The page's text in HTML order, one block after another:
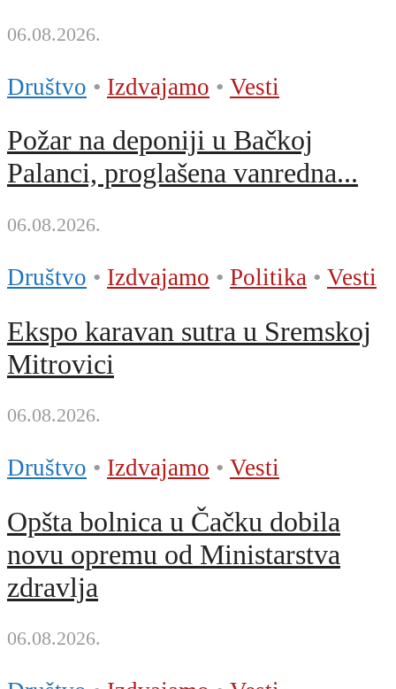
06.08.2026.
Društvo • Izdvajamo • Vesti
Požar na deponiji u Bačkoj
Palanci, proglašena vanredna...
06.08.2026.
Društvo • Izdvajamo • Politika • Vesti
Ekspo karavan sutra u Sremskoj
Mitrovici
06.08.2026.
Društvo • Izdvajamo • Vesti
Opšta bolnica u Čačku dobila
novu opremu od Ministarstva
zdravlja
06.08.2026.